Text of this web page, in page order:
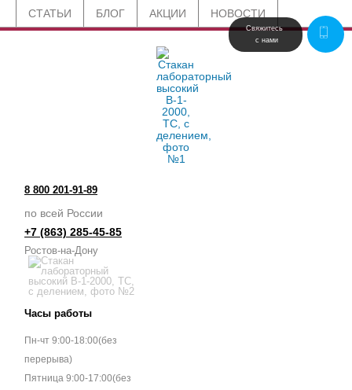
СТАТЬИ БЛОГ АКЦИИ НОВОСТИ
8 800 201-91-89
по всей России
+7 (863) 285-45-85
Ростов-на-Дону
Часы работы
Пн-чт 9:00-18:00(без
перерыва)
Пятница 9:00-17:00(без
Свяжитесь
с нами